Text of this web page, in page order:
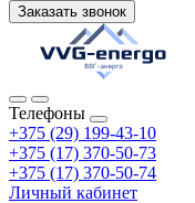
Заказать звонок
Телефоны
+375 (29) 199-43-10
+375 (17) 370-50-73
+375 (17) 370-50-74
Личный кабинет